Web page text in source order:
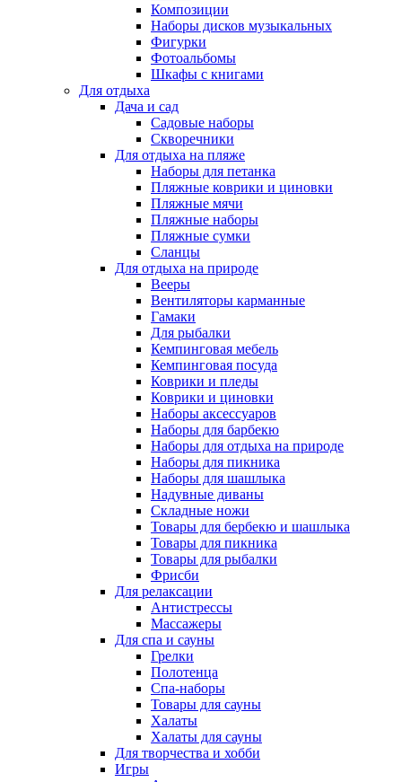
Композиции
Наборы дисков музыкальных
Фигурки
Фотоальбомы
Шкафы с книгами
Для отдыха
Дача и сад
Садовые наборы
Скворечники
Для отдыха на пляже
Наборы для петанка
Пляжные коврики и циновки
Пляжные мячи
Пляжные наборы
Пляжные сумки
Сланцы
Для отдыха на природе
Вееры
Вентиляторы карманные
Гамаки
Для рыбалки
Кемпинговая мебель
Кемпинговая посуда
Коврики и пледы
Коврики и циновки
Наборы аксессуаров
Наборы для барбекю
Наборы для отдыха на природе
Наборы для пикника
Наборы для шашлыка
Надувные диваны
Складные ножи
Товары для бербекю и шашлыка
Товары для пикника
Товары для рыбалки
Фрисби
Для релаксации
Антистрессы
Массажеры
Для спа и сауны
Грелки
Полотенца
Спа-наборы
Товары для сауны
Халаты
Халаты для сауны
Для творчества и хобби
Игры